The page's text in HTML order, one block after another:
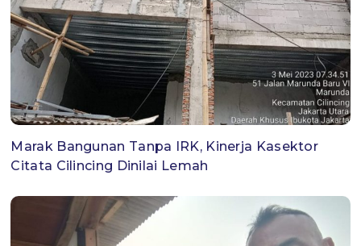
Marak Bangunan Tanpa IRK, Kinerja Kasektor
Citata Cilincing Dinilai Lemah